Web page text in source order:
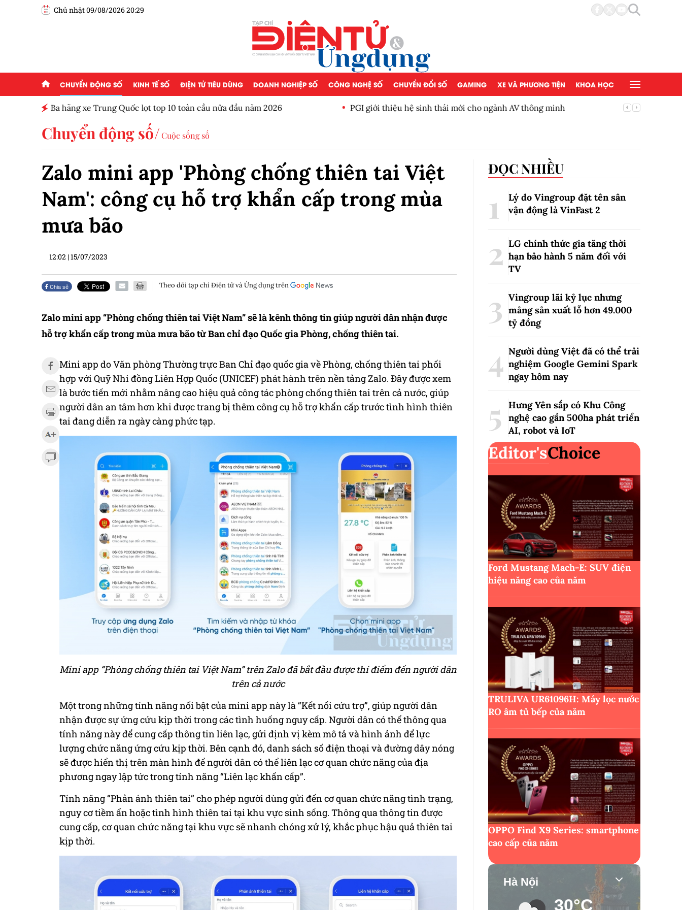
Chủ nhật 09/08/2026 20:29
CHUYỂN ĐỘNG SỐ KINH TẾ SỐ ĐIỆN TỬ TIÊU DÙNG DOANH NGHIỆP SỐ CÔNG NGHỆ SỐ CHUYỂN ĐỔI SỐ GAMING XE VÀ PHƯƠNG TIỆN KHOA HỌC
Ba hãng xe Trung Quốc lọt top 10 toàn cầu nửa đầu năm 2026 PGI giới thiệu hệ sinh thái mới cho ngành AV thông minh
Chuyển động số Cuộc sống số
Zalo mini app 'Phòng chống thiên tai Việt
Nam': công cụ hỗ trợ khẩn cấp trong mùa
mưa bão
12:02 |15/07/2023
Chia sẻ Theo dõi tạp chí Điện tử và Ứng dụng trên
Zalo mini app “Phòng chống thiên tai Việt Nam” sẽ là kênh thông tin giúp người dân nhận được
hỗ trợ khẩn cấp trong mùa mưa bão từ Ban chỉ đạo Quốc gia Phòng, chống thiên tai.
Mini app do Văn phòng Thường trực Ban Chỉ đạo quốc gia về Phòng, chống thiên tai phối
hợp với Quỹ Nhi đồng Liên Hợp Quốc (UNICEF) phát hành trên nền tảng Zalo. Đây được xem
là bước tiến mới nhằm nâng cao hiệu quả công tác phòng chống thiên tai trên cả nước, giúp
người dân an tâm hơn khi được trang bị thêm công cụ hỗ trợ khẩn cấp trước tình hình thiên
tai đang diễn ra ngày càng phức tạp.
Mini app “Phòng chống thiên tai Việt Nam” trên Zalo đã bắt đầu được thí điểm đến người dân
trên cả nước
Một trong những tính năng nổi bật của mini app này là “Kết nối cứu trợ”, giúp người dân
nhận được sự ứng cứu kịp thời trong các tình huống nguy cấp. Người dân có thể thông qua
tính năng này để cung cấp thông tin liên lạc, gửi định vị kèm mô tả và hình ảnh để lực
lượng chức năng ứng cứu kịp thời. Bên cạnh đó, danh sách số điện thoại và đường dây nóng
sẽ được hiển thị trên màn hình để người dân có thể liên lạc cơ quan chức năng của địa
phương ngay lập tức trong tính năng “Liên lạc khẩn cấp”.
Tính năng “Phản ánh thiên tai” cho phép người dùng gửi đến cơ quan chức năng tình trạng,
nguy cơ tiềm ẩn hoặc tình hình thiên tai tại khu vực sinh sống. Thông qua thông tin được
cung cấp, cơ quan chức năng tại khu vực sẽ nhanh chóng xử lý, khắc phục hậu quả thiên tai
kịp thời.
ĐỌC NHIỀU
Lý do Vingroup đặt tên sân
vận động là VinFast2
LG chính thức gia tăng thời
hạn bảo hành 5 năm đối với
TV
Vingroup lãi kỷ lục nhưng
mảng sản xuất lỗ hơn 49.000
tỷ đồng
Người dùng Việt đã có thể trải
nghiệm Google Gemini Spark
ngay hôm nay
Hưng Yên sắp có Khu Công
nghệ cao gần 500ha phát triển
AI, robot và IoT
Editor'sChoice
Ford Mustang Mach-E: SUV điện
hiệu năng cao của năm
TRULIVA UR61096H: Máy lọc nước
RO âm tủ bếp của năm
OPPO Find X9 Series: smartphone
cao cấp của năm
Hà Nội
30°C